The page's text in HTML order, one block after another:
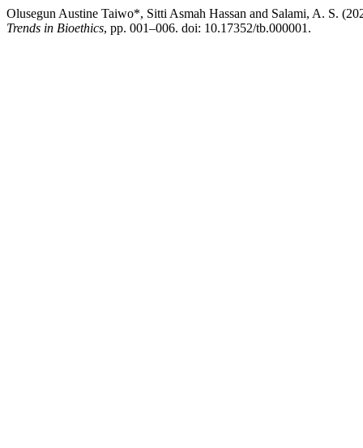
Olusegun Austine Taiwo*, Sitti Asmah Hassan and Salami, A. S.
Trends in Bioethics, pp. 001–006. doi: 10.17352/tb.000001.